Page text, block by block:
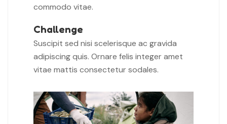
commodo vitae.
Challenge
Suscipit sed nisi scelerisque ac gravida
adipiscing quis. Ornare felis integer amet
vitae mattis consectetur sodales.